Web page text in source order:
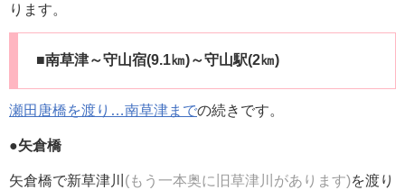
ります。
■南草津～守山宿(9.1㎞)～守山駅(2㎞)
瀬田唐橋を渡り…南草津までの続きです。
●矢倉橋
矢倉橋で新草津川 (もう一本奥に旧草津川があります)を渡り